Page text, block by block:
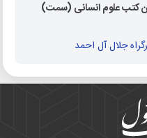
کتب علوم انسانی (سمت)